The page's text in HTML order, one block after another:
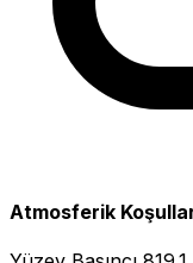
Atmosferik